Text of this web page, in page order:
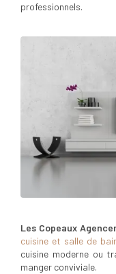
professionnels.
Les Copeaux
cuisine et salle de
cuisine moderne ou
manger conviviale.